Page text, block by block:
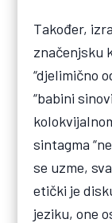
Također,
značenjsku
“djelimično
“babini
sintagma
se uzme,
etički je
jeziku, one